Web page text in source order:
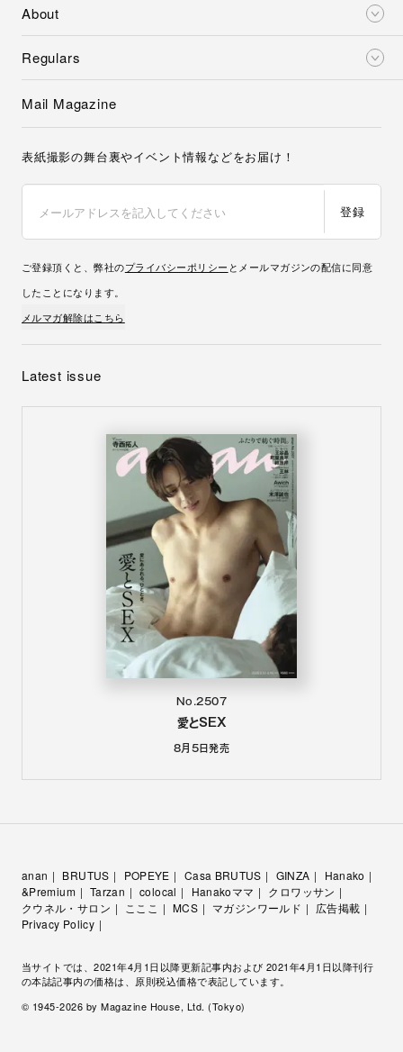
About
Regulars
Mail Magazine
表紙撮影の舞台裏やイベント情報などをお届け！
登録
ご登録頂くと、弊社のプライバシーポリシー とメールマガジンの配信に同意
したことになります。
メルマガ解除はこちら
Latest issue
No.2507
愛とSEX
8月5日発売
anan BRUTUS POPEYE Casa BRUTUS GINZA
Hanako
&Premium
Tarzan colocal Hanakoママ
クロワッサン
クウネル・サロン
こここ MCS マガジンワールド
広告掲載
Privacy Policy
当サイトでは、2021年4月1日以降更新記事内および 2021年4月1日以降刊行
の本誌記事内の価格は、原則税込価格で表記しています。
© 1945-2026 by Magazine House, Ltd. (Tokyo)